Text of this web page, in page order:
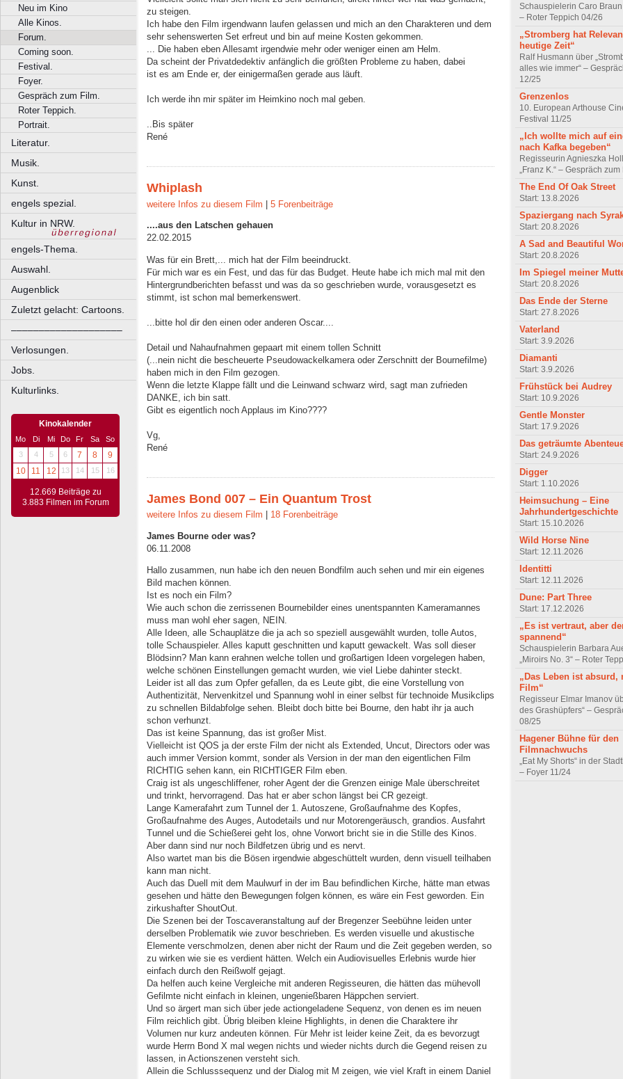
Neu im Kino
Alle Kinos.
Forum.
Coming soon.
Festival.
Foyer.
Gespräch zum Film.
Roter Teppich.
Portrait.
Literatur.
Musik.
Kunst.
engels spezial.
Kultur in NRW.
engels-Thema.
Auswahl.
Augenblick
Zuletzt gelacht: Cartoons.
––––––––––––––––––––
Verlosungen.
Jobs.
Kulturlinks.
Kinokalender
Mo Di Mi Do Fr Sa
So
3
4 5 6 7 8
9
10
11 12 13 14 15 16
12.669 Beiträge zu
3.883 Filmen im Forum
zu steigen.
Ich habe den Film irgendwann laufen gelassen und mich an den Charakteren und dem
sehr sehenswerten Set erfreut und bin auf meine Kosten gekommen.
... Die haben eben Allesamt irgendwie mehr oder weniger einen am Helm.
Da scheint der Privatdedektiv anfänglich die größten Probleme zu haben, dabei
ist es am Ende er, der einigermaßen gerade aus läuft.
Ich werde ihn mir später im Heimkino noch mal geben.
..Bis später
René
Whiplash
weitere Infos zu diesem Film | 5 Forenbeiträge
....aus den Latschen gehauen
22.02.2015
Was für ein Brett,... mich hat der Film beeindruckt.
Für mich war es ein Fest, und das für das Budget. Heute habe ich mich mal mit den
Hintergrundberichten befasst und was da so geschrieben wurde, vorausgesetzt es
stimmt, ist schon mal bemerkenswert.
...bitte hol dir den einen oder anderen Oscar....
Detail und Nahaufnahmen gepaart mit einem tollen Schnitt
(...nein nicht die bescheuerte Pseudowackelkamera oder Zerschnitt der Bournefilme)
haben mich in den Film gezogen.
Wenn die letzte Klappe fällt und die Leinwand schwarz wird, sagt man zufrieden
DANKE, ich bin satt.
Gibt es eigentlich noch Applaus im Kino????
Vg,
René
James Bond 007 – Ein Quantum Trost
weitere Infos zu diesem Film 18 Forenbeiträge
James Bourne oder was?
06.11.2008
Hallo zusammen, nun habe ich den neuen Bondfilm auch sehen und mir ein eigenes
Bild machen können.
Ist es noch ein Film?
Wie auch schon die zerrissenen Bournebilder eines unentspannten Kameramannes
muss man wohl eher sagen, NEIN.
Alle Ideen, alle Schauplätze die ja ach so speziell ausgewählt wurden, tolle Autos,
tolle Schauspieler. Alles kaputt geschnitten und kaputt gewackelt. Was soll dieser
Blödsinn? Man kann erahnen welche tollen und großartigen Ideen vorgelegen haben,
welche schönen Einstellungen gemacht wurden, wie viel Liebe dahinter steckt.
Leider ist all das zum Opfer gefallen, da es Leute gibt, die eine Vorstellung von
Authentizität, Nervenkitzel und Spannung wohl in einer selbst für technoide Musikclips
zu schnellen Bildabfolge sehen. Bleibt doch bitte bei Bourne, den habt ihr ja auch
schon verhunzt.
Das ist keine Spannung, das ist großer Mist.
Vielleicht ist QOS ja der erste Film der nicht als Extended, Uncut, Directors oder was
auch immer Version kommt, sonder als Version in der man den eigentlichen Film
RICHTIG sehen kann, ein RICHTIGER Film eben.
Craig ist als ungeschliffener, roher Agent der die Grenzen einige Male überschreitet
und trinkt, hervorragend. Das hat er aber schon längst bei CR gezeigt.
Lange Kamerafahrt zum Tunnel der 1. Autoszene, Großaufnahme des Kopfes,
Großaufnahme des Auges, Autodetails und nur Motorengeräusch, grandios. Ausfahrt
Tunnel und die Schießerei geht los, ohne Vorwort bricht sie in die Stille des Kinos.
Aber dann sind nur noch Bildfetzen übrig und es nervt.
Also wartet man bis die Bösen irgendwie abgeschüttelt wurden, denn visuell teilhaben
kann man nicht.
Auch das Duell mit dem Maulwurf in der im Bau befindlichen Kirche, hätte man etwas
gesehen und hätte den Bewegungen folgen können, es wäre ein Fest geworden. Ein
zirkushafter ShoutOut.
Die Szenen bei der Toscaveranstaltung auf der Bregenzer Seebühne leiden unter
derselben Problematik wie zuvor beschrieben. Es werden visuelle und akustische
Elemente verschmolzen, denen aber nicht der Raum und die Zeit gegeben werden, so
zu wirken wie sie es verdient hätten. Welch ein Audiovisuelles Erlebnis wurde hier
einfach durch den Reißwolf gejagt.
Da helfen auch keine Vergleiche mit anderen Regisseuren, die hätten das mühevoll
Gefilmte nicht einfach in kleinen, ungenießbaren Häppchen serviert.
Und so ärgert man sich über jede actiongeladene Sequenz, von denen es im neuen
Film reichlich gibt. Übrig bleiben kleine Highlights, in denen die Charaktere ihr
Volumen nur kurz andeuten können. Für Mehr ist leider keine Zeit, da es bevorzugt
wurde Herrn Bond X mal wegen nichts und wieder nichts durch die Gegend reisen zu
lassen, in Actionszenen versteht sich.
Allein die Schlusssequenz und der Dialog mit M zeigen, wie viel Kraft in einem Daniel
Schauspielerin Caro Braun
– Roter Teppich 04/26
„Stromberg hat
heutige Zeit“
Ralf Husmann über
alles wie immer“ –
12/25
Grenzenlos
10. European Arthouse
Festival 11/25
„Ich wollte mich auf
nach Kafka begeben“
Regisseurin Agnieszka
„Franz K.“ – Gespräch
The End Of Oak Street
Start: 13.8.2026
Spaziergang nach
Start: 20.8.2026
A Sad and Beautiful
Start: 20.8.2026
Im Spiegel meiner
Start: 20.8.2026
Das Ende der Sterne
Start: 27.8.2026
Vaterland
Start: 3.9.2026
Diamanti
Start: 3.9.2026
Frühstück bei Audrey
Start: 10.9.2026
Gentle Monster
Start: 17.9.2026
Das geträumte
Start: 24.9.2026
Digger
Start: 1.10.2026
Heimsuchung – Eine
Jahrhundertgeschichte
Start: 15.10.2026
Wild Horse Nine
Start: 12.11.2026
Identitti
Start: 12.11.2026
Dune: Part Three
Start: 17.12.2026
„Es ist vertraut, aber
spannend“
Schauspielerin Barbara
„Miroirs No. 3“ – Roter
„Das Leben ist absurd,
Film“
Regisseur Elmar Imanov
des Grashüpfers“ –
08/25
Hagener Bühne für den
Filmnachwuchs
„Eat My Shorts“ in der
– Foyer 11/24